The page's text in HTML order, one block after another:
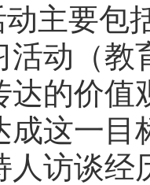
主要包
活动（
达的价值
成这一目
人访谈经